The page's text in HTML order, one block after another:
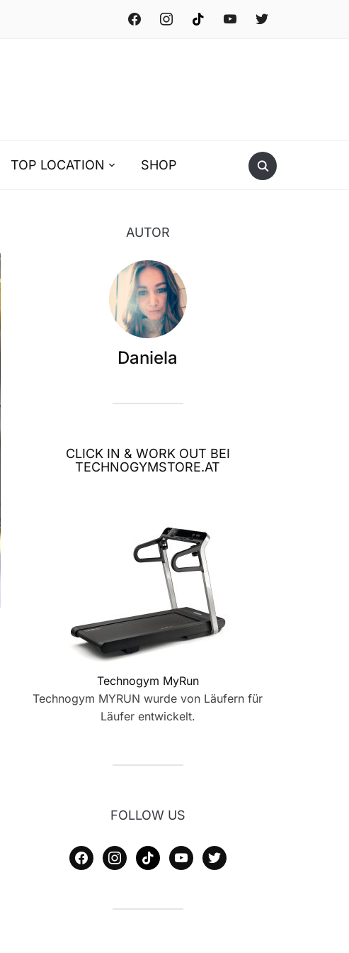
facebook instagramtiktok youtube twitter
TOP LOCATION SHOP
AUTOR
Daniela
CLICK IN & WORK OUT BEI
TECHNOGYMSTORE.AT
Technogym MyRun
Technogym MYRUN wurde von Läufern für
Läufer entwickelt.
FOLLOW US
facebookinstagram
tiktok youtubetwitter